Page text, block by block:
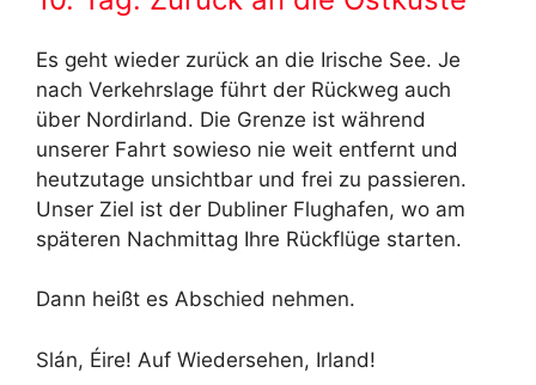
Es geht wieder zurück an die Irische See. Je
nach Verkehrslage führt der Rückweg auch
über Nordirland. Die Grenze ist während
unserer Fahrt sowieso nie weit entfernt und
heutzutage unsichtbar und frei zu passieren.
Unser Ziel ist der Dubliner Flughafen, wo am
späteren Nachmittag Ihre Rückflüge starten.
Dann heißt es Abschied nehmen.
Slán, Éire! Auf Wiedersehen, Irland!